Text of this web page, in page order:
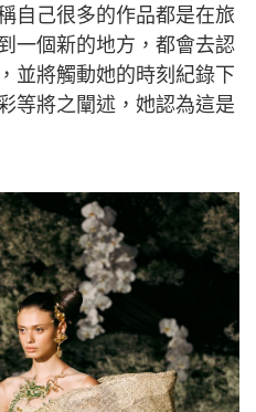
自己很多的作品都是在旅
一個新的地方，都會去認
並將觸動她的時刻紀錄下
等將之闡述，她認為這是